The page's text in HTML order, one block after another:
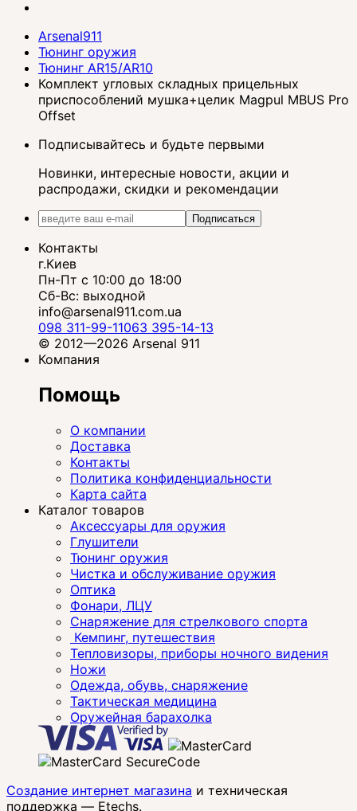
Arsenal911
Тюнинг оружия
Тюнинг AR15/AR10
Комплект угловых складных прицельных
приспособлений мушка+целик Magpul MBUS Pro
Offset
Подписывайтесь и будьте первыми
Новинки, интересные новости, акции и
распродажи, скидки и рекомендации
Подписаться
Контакты
г.Киев
Пн-Пт с 10:00 до 18:00
Сб-Вс: выходной
info@arsenal911.com.ua
098 311-99-11063 395-14-13
© 2012—2026 Arsenal 911
Компания
Помощь
О компании
Доставка
Контакты
Политика конфиденциальности
Карта сайта
Каталог товаров
Аксессуары для оружия
Глушители
Тюнинг оружия
Чистка и обслуживание оружия
Оптика
Фонари, ЛЦУ
Снаряжение для стрелкового спорта
Кемпинг, путешествия
Тепловизоры, приборы ночного видения
Ножи
Одежда, обувь, снаряжение
Тактическая медицина
Оружейная барахолка
Создание интернет магазина и техническая
поддержка — Etechs.